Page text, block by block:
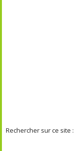
Rechercher sur ce site :